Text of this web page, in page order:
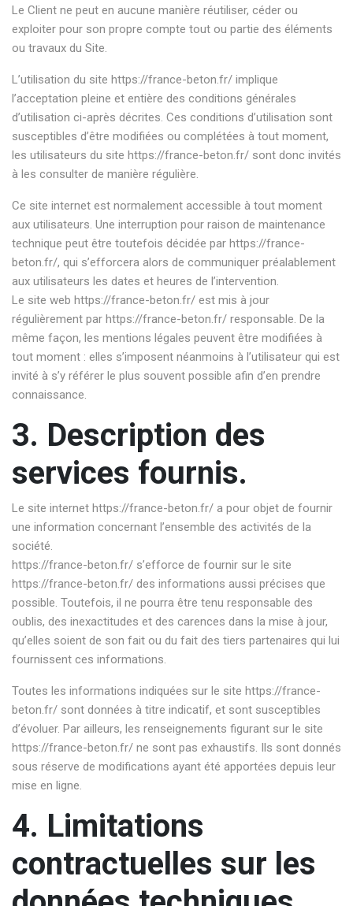
Le Client ne peut en aucune manière réutiliser, céder ou
exploiter pour son propre compte tout ou partie des éléments
ou travaux du Site.
L’utilisation du site https://france-beton.fr/ implique
l’acceptation pleine et entière des conditions générales
d’utilisation ci-après décrites. Ces conditions d’utilisation sont
susceptibles d’être modifiées ou complétées à tout moment,
les utilisateurs du site https://france-beton.fr/ sont donc invités
à les consulter de manière régulière.
Ce site internet est normalement accessible à tout moment
aux utilisateurs. Une interruption pour raison de maintenance
technique peut être toutefois décidée par https://france-
beton.fr/, qui s’efforcera alors de communiquer préalablement
aux utilisateurs les dates et heures de l’intervention.
Le site web https://france-beton.fr/ est mis à jour
régulièrement par https://france-beton.fr/ responsable. De la
même façon, les mentions légales peuvent être modifiées à
tout moment : elles s’imposent néanmoins à l’utilisateur qui est
invité à s’y référer le plus souvent possible afin d’en prendre
connaissance.
3. Description des
services fournis.
Le site internet https://france-beton.fr/ a pour objet de fournir
une information concernant l’ensemble des activités de la
société.
https://france-beton.fr/ s’efforce de fournir sur le site
https://france-beton.fr/ des informations aussi précises que
possible. Toutefois, il ne pourra être tenu responsable des
oublis, des inexactitudes et des carences dans la mise à jour,
qu’elles soient de son fait ou du fait des tiers partenaires qui lui
fournissent ces informations.
Toutes les informations indiquées sur le site https://france-
beton.fr/ sont données à titre indicatif, et sont susceptibles
d’évoluer. Par ailleurs, les renseignements figurant sur le site
https://france-beton.fr/ ne sont pas exhaustifs. Ils sont donnés
sous réserve de modifications ayant été apportées depuis leur
mise en ligne.
4. Limitations
contractuelles sur les